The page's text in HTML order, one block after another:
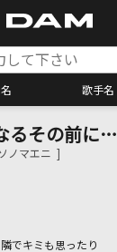
歌手名
カラオケ検索
るその前に…
ノマエニ ]
でキミも思ったり